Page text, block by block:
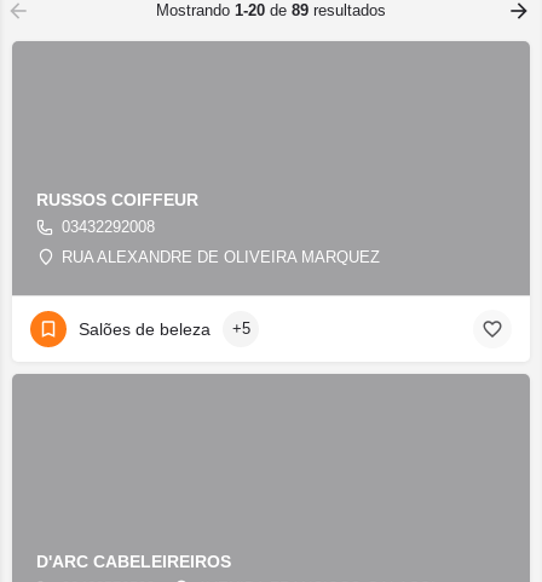
Mostrando 1-20 de 89 resultados
RUSSOS COIFFEUR
03432292008
RUA ALEXANDRE DE OLIVEIRA MARQUEZ
Salões de beleza +5
D'ARC CABELEIREIROS